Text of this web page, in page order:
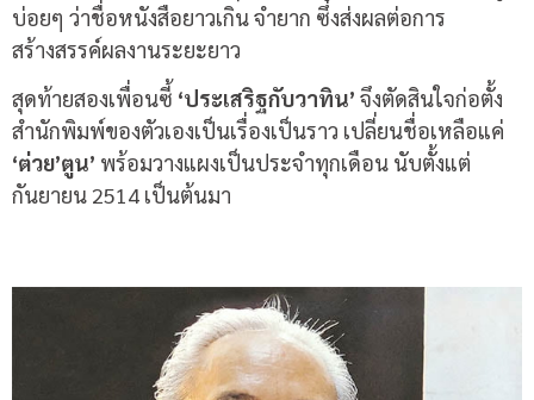
บ่อยๆ ว่าชื่อหนังสือยาวเกิน จำยาก ซึ่งส่งผลต่อการ
สร้างสรรค์ผลงานระยะยาว
สุดท้ายสองเพื่อนซี้ ‘ประเสริฐกับวาทิน’ จึงตัดสินใจก่อตั้ง
สำนักพิมพ์ของตัวเองเป็นเรื่องเป็นราว เปลี่ยนชื่อเหลือแค่
‘ต่วย’ตูน’ พร้อมวางแผงเป็นประจำทุกเดือน นับตั้งแต่
กันยายน 2514 เป็นต้นมา